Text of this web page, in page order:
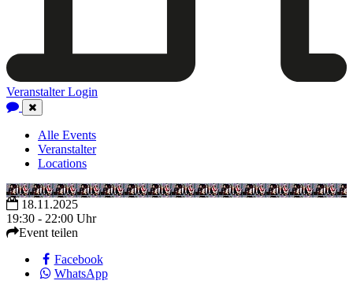
Veranstalter Login
Close
Navigation
Alle Events
Veranstalter
Locations
18.11.2025
19:30 - 22:00 Uhr
Event teilen
Facebook
WhatsApp